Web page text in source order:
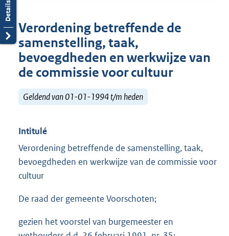
Verordening betreffende de
samenstelling, taak,
bevoegdheden en werkwijze van
de commissie voor cultuur
Geldend van 01-01-1994 t/m heden
Intitulé
Verordening betreffende de samenstelling, taak,
bevoegdheden en werkwijze van de commissie voor
cultuur
De raad der gemeente Voorschoten;
gezien het voorstel van burgemeester en